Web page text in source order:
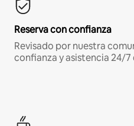
Reserva con confianza
Revisado por nuestra
confianza y asistencia 24/